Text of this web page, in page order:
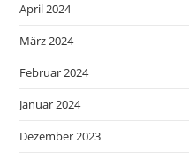
April 2024
März 2024
Februar 2024
Januar 2024
Dezember 2023